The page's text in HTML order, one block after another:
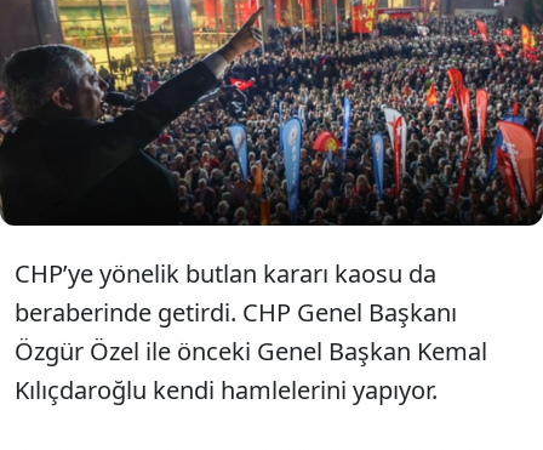
Butlan kararının yarattığı kaostan
kurtulmak için taraflar arasında uzlaşı
arayışı var. Çözüm için ‘olağanüstü kurultay’
ve Özel ile Kılıçdaroğlu’nun el sıkışması
gerektiği vurgulanıyor.
CHP’ye yönelik butlan kararı kaosu da
beraberinde getirdi. CHP Genel Başkanı
Özgür Özel ile önceki Genel Başkan Kemal
Kılıçdaroğlu kendi hamlelerini yapıyor.